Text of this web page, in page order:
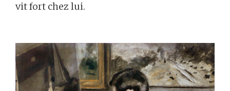
vit fort chez lui.